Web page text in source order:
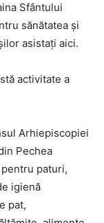
Sfântului
sănătatea şi
asistaţi aici.
activitate a
Arhiepiscopiei
Pechea
paturi,
igienă
pat,